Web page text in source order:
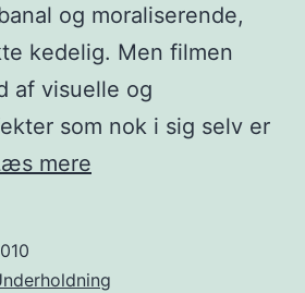
og moraliserende,
kedelig. Men filmen
af visuelle og
som nok i sig selv er
mere